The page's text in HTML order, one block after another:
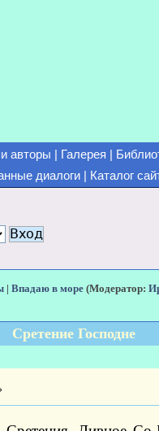
авторы Галерея
диалоги Каталог
Впадаю в море (Модератор:
Сретение Господне